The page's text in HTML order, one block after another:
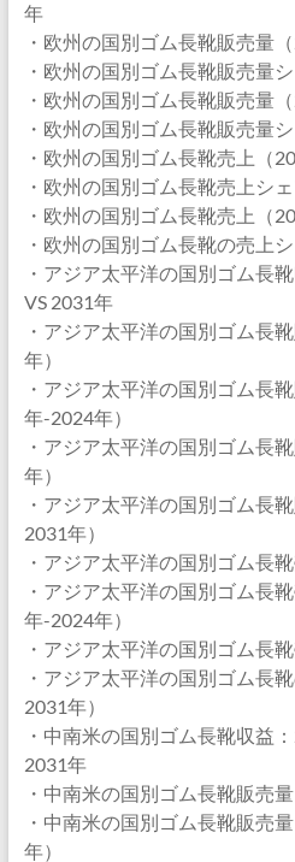
年
・欧州の国別ゴム長靴販売量
・欧州の国別ゴム長靴販売量
・欧州の国別ゴム長靴販売量
・欧州の国別ゴム長靴販売量
・欧州の国別ゴム長靴売上（
・欧州の国別ゴム長靴売上シ
・欧州の国別ゴム長靴売上（
・欧州の国別ゴム長靴の売上
・アジア太平洋の国別ゴム長
VS 2031年
・アジア太平洋の国別ゴム長
年）
・アジア太平洋の国別ゴム長
年-2024年）
・アジア太平洋の国別ゴム長
年）
・アジア太平洋の国別ゴム長
2031年）
・アジア太平洋の国別ゴム長
・アジア太平洋の国別ゴム長
年-2024年）
・アジア太平洋の国別ゴム長
・アジア太平洋の国別ゴム長
2031年）
・中南米の国別ゴム長靴収益
2031年
・中南米の国別ゴム長靴販売
・中南米の国別ゴム長靴販売
年）